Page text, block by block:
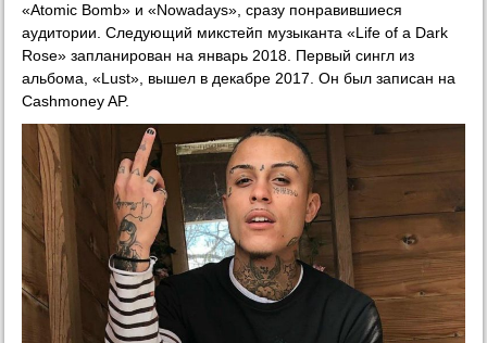
«Atomic Bomb» и «Nowadays», сразу понравившиеся
аудитории. Следующий микстейп музыканта «Life of a Dark
Rose» запланирован на январь 2018. Первый сингл из
альбома, «Lust», вышел в декабре 2017. Он был записан на
Cashmoney AP.